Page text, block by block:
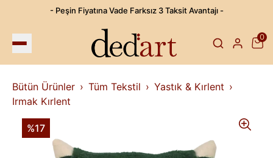
- Peşin Fiyatına Vade Farksız 3 Taksit Avantajı -
0
Bütün Ürünler Tüm Tekstil
Yastık & Kırlent
Irmak Kırlent
%17